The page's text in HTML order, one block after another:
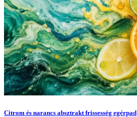
Citrom és narancs absztrakt frissesség egérpad